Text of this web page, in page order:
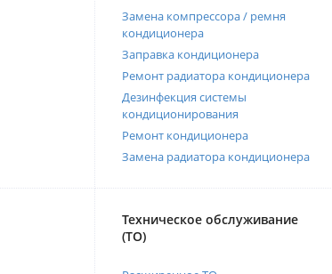
Замена компрессора / ремня
кондиционера
Заправка кондиционера
Ремонт радиатора кондиционера
Дезинфекция системы
кондиционирования
Ремонт кондиционера
Замена радиатора кондиционера
Техническое обслуживание
(ТО)